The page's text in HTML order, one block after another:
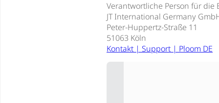
Verantwortliche Person für die
JT International Germany
Peter-Huppertz-Straße 11
51063 Köln
Kontakt | Support | Ploom DE